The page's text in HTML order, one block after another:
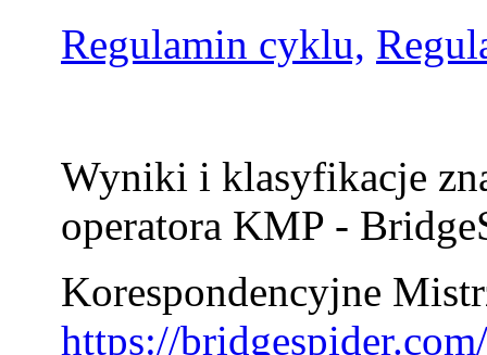
Regulamin cyklu,
Wyniki i klasyfikacje
operatora KMP -
Korespondencyjne
https://